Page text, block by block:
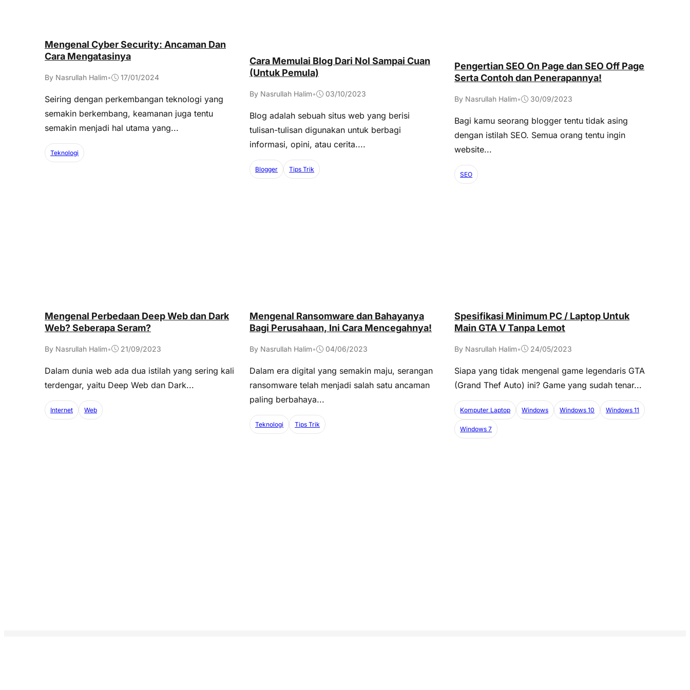
Mengenal Cyber Security: Ancaman Dan
Cara Mengatasinya
By Nasrullah Halim• 17/01/2024
Seiring dengan perkembangan teknologi yang
semakin berkembang, keamanan juga tentu
semakin menjadi hal utama yang...
Teknologi
Cara Memulai Blog Dari Nol Sampai Cuan
(Untuk Pemula)
By Nasrullah Halim• 03/10/2023
Blog adalah sebuah situs web yang berisi
tulisan-tulisan digunakan untuk berbagi
informasi, opini, atau cerita....
Blogger Tips Trik
Pengertian SEO On Page dan SEO Off Page
Serta Contoh dan Penerapannya!
By Nasrullah Halim• 30/09/2023
Bagi kamu seorang blogger tentu tidak asing
dengan istilah SEO. Semua orang tentu ingin
website...
SEO
Mengenal Perbedaan Deep Web dan Dark
Web? Seberapa Seram?
By Nasrullah Halim• 21/09/2023
Dalam dunia web ada dua istilah yang sering kali
terdengar, yaitu Deep Web dan Dark...
Internet Web
Mengenal Ransomware dan Bahayanya
Bagi Perusahaan, Ini Cara Mencegahnya!
By Nasrullah Halim• 04/06/2023
Dalam era digital yang semakin maju, serangan
ransomware telah menjadi salah satu ancaman
paling berbahaya...
Teknologi Tips Trik
Spesifikasi Minimum PC / Laptop Untuk
Main GTA V Tanpa Lemot
By Nasrullah Halim• 24/05/2023
Siapa yang tidak mengenal game legendaris GTA
(Grand Thef Auto) ini? Game yang sudah tenar...
Komputer Laptop Windows Windows 10 Windows 11
Windows 7